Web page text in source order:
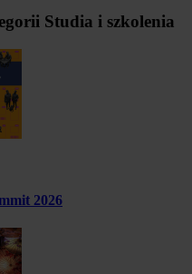
Studia i szkolenia
2026